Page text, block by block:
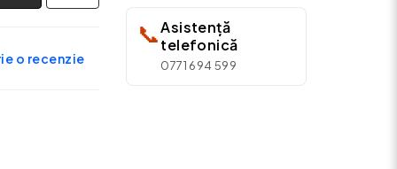
o recenzie
📞Asistență
telefonică
0771 694 599